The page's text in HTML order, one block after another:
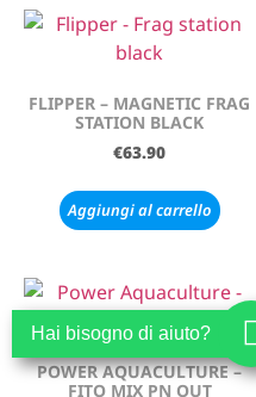
FLIPPER – MAGNETIC FRAG
STATION BLACK
€63.90
Aggiungi al carrello
POWER AQUACULTURE –
FITO MIX PN OUT
Hai bisogno di aiuto?